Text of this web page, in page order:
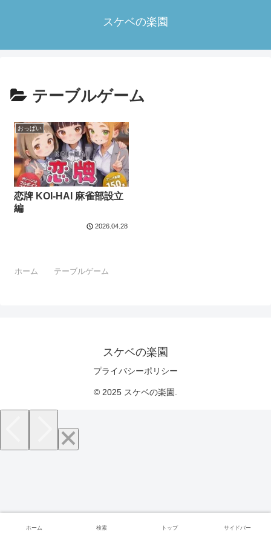
スケベの楽園
テーブルゲーム
おっぱい
恋牌 KOI-HAI 麻雀部設立
編
2026.04.28
ホーム テーブルゲーム
スケベの楽園
プライバシーポリシー
© 2025 スケベの楽園.
ホーム 検索 トップ サイドバー